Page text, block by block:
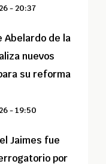
- 20:37
Abelardo de la
nuevos
su reforma
- 19:50
Jaimes fue
por